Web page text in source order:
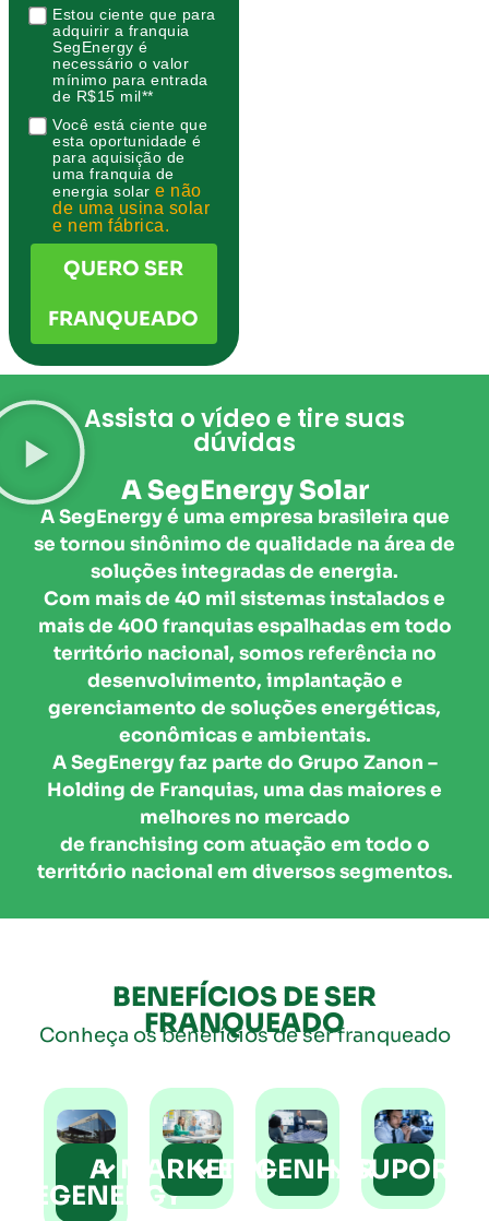
Estou ciente que para
adquirir a franquia
SegEnergy é
necessário o valor
mínimo para entrada
de R$15 mil**
Você está ciente que
esta oportunidade é
para aquisição de
uma franquia de
energia solar e não
de uma usina solar
e nem fábrica.
QUERO SER
FRANQUEADO
Assista o vídeo e tire suas
dúvidas
A SegEnergy Solar
A SegEnergy é uma empresa brasileira que
se tornou sinônimo de qualidade na área de
soluções integradas de energia.
Com mais de 40 mil sistemas instalados e
mais de 400 franquias espalhadas em todo
território nacional, somos referência no
desenvolvimento, implantação e
gerenciamento de soluções energéticas,
econômicas e ambientais.
A SegEnergy faz parte do Grupo Zanon –
Holding de Franquias, uma das maiores e
melhores no mercado
de franchising com atuação em todo o
território nacional em diversos segmentos.
BENEFÍCIOS DE SER
FRANQUEADO
Conheça os benefícios de ser franqueado
A
SEGENERGY
Processos
MARKETING
Departamento
de Marketing
ENGENHARIA
Elaboração
de projetos
SUPORTE
Gestão